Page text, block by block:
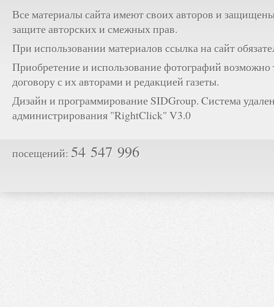
Все материалы сайта имеют своих авторов и
защите авторских и смежных прав.
При использовании материалов ссылка на сайт
Приобретение и использование фотографий возможно
договору с их авторами и редакцией газеты.
Дизайн и программирование SIDGroup. Cистема
администрирования "RightClick" V3.0
посещений: 54 547 996